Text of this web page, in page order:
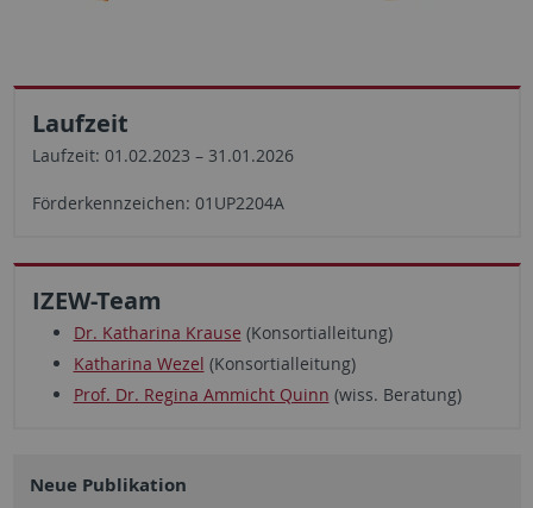
Laufzeit
Laufzeit: 01.02.2023 – 31.01.2026
Förderkennzeichen: 01UP2204A
IZEW-Team
Dr. Katharina Krause (Konsortialleitung)
Katharina Wezel (Konsortialleitung)
Prof. Dr. Regina Ammicht Quinn (wiss. Beratung)
Neue Publikation